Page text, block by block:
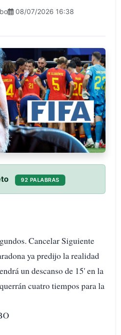
08/07/2026 16:38
92 PALABRAS
Cancelar Siguiente
ya predijo la realidad
un descanso de 15' en la
cuatro tiempos para la